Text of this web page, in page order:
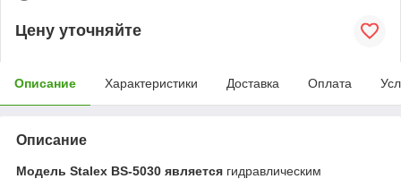
Цену уточняйте
Описание Характеристики Доставка Оплата
Описание
Модель Stalex BS-5030 является гидравлическим